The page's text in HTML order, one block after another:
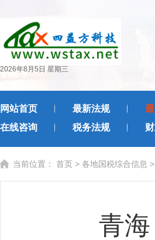
2026年8月5日 星期三
网站首页 最新法规
在线咨询
税务法规
当前位置： 首页 > 各地国税综合信息 >
青